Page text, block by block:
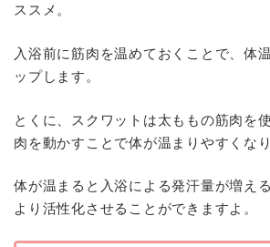
ススメ。
入浴前に筋肉を温めておくことで、体
ップします。
とくに、スクワットは太ももの筋肉を
肉を動かすことで体が温まりやすくなり
体が温まると入浴による発汗量が増え
より活性化させることができますよ。